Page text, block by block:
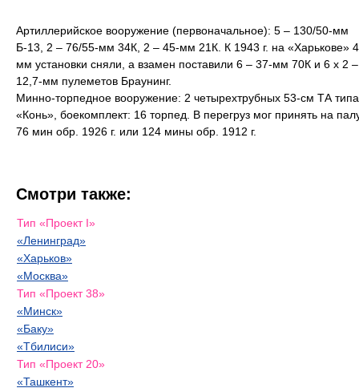
Артиллерийское вооружение (первоначальное): 5 – 130/50-мм
Б-13, 2 – 76/55-мм 34К, 2 – 45-мм 21К. К 1943 г. на «Харькове»
мм установки сняли, а взамен поставили 6 – 37-мм 70К и 6 х 2 –
12,7-мм пулеметов Браунинг.
Минно-торпедное вооружение: 2 четырехтрубных 53-см ТА типа
«Конь», боекомплект: 16 торпед. В перегруз мог принять на
76 мин обр. 1926 г. или 124 мины обр. 1912 г.
Смотри также:
Тип «Проект I»
«Ленинград»
«Харьков»
«Москва»
Тип «Проект 38»
«Минск»
«Баку»
«Тбилиси»
Тип «Проект 20»
«Ташкент»